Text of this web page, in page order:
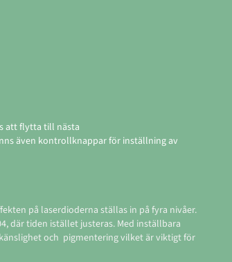
att flytta till nästa
även kontrollknappar för inställning av
på laserdioderna ställas in på fyra nivåer.
där tiden istället justeras. Med inställbara
och pigmentering vilket är viktigt för